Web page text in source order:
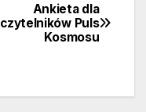
Ankieta dla
czytelników Puls
Kosmosu